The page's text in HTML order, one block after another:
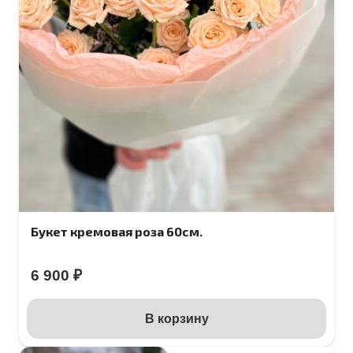
Букет кремовая роза 60см.
6 900 ₽
В корзину